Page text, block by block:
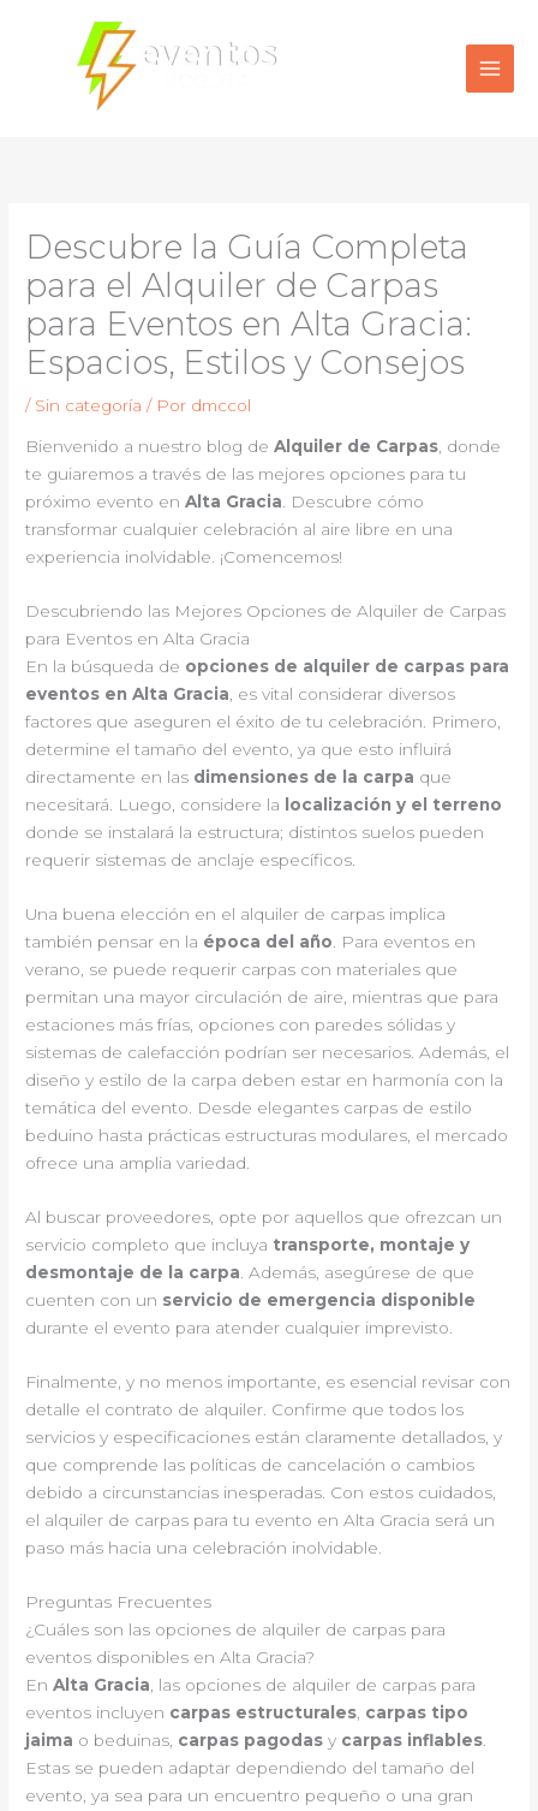
contenido
Descubre la Guía Completa
para el Alquiler de Carpas
para Eventos en Alta Gracia:
Espacios, Estilos y Consejos
/ Sin categoría / Por dmccol
Bienvenido a nuestro blog deAlquiler de Carpas, donde
te guiaremos a través de las mejores opciones para tu
próximo evento enAlta Gracia. Descubre cómo
transformar cualquier celebración al aire libre en una
experiencia inolvidable. ¡Comencemos!
Descubriendo las Mejores Opciones de Alquiler de Carpas
para Eventos en Alta Gracia
En la búsqueda de opciones de alquiler de carpas para
eventos en Alta Gracia , es vital considerar diversos
factores que aseguren el éxito de tu celebración. Primero,
determine el tamaño del evento, ya que esto influirá
directamente en las dimensiones de la carpa que
necesitará. Luego, considere la
localización y el terreno
donde se instalará la estructura; distintos suelos pueden
requerir sistemas de anclaje específicos.
Una buena elección en el alquiler de carpas implica
también pensar en la época del año . Para eventos en
verano, se puede requerir carpas con materiales que
permitan una mayor circulación de aire, mientras que para
estaciones más frías, opciones con paredes sólidas y
sistemas de calefacción podrían ser necesarios. Además, el
diseño y estilo de la carpa deben estar en harmonía con la
temática del evento. Desde elegantes carpas de estilo
beduino hasta prácticas estructuras modulares, el mercado
ofrece una amplia variedad.
Al buscar proveedores, opte por aquellos que ofrezcan un
servicio completo que incluya transporte, montaje y
desmontaje de la carpa . Además, asegúrese de que
cuenten con un servicio de emergencia disponible
durante el evento para atender cualquier imprevisto.
Finalmente, y no menos importante, es esencial revisar con
detalle el contrato de alquiler. Confirme que todos los
servicios y especificaciones están claramente detallados, y
que comprende las políticas de cancelación o cambios
debido a circunstancias inesperadas. Con estos cuidados,
el alquiler de carpas para tu evento en Alta Gracia será un
paso más hacia una celebración inolvidable.
Preguntas Frecuentes
¿Cuáles son las opciones de alquiler de carpas para
eventos disponibles en Alta Gracia?
EnAlta Gracia , las opciones de alquiler de carpas para
eventos incluyen carpas estructurales carpas tipo
jaima o beduinas, carpas pagodas y carpas inflables
Estas se pueden adaptar dependiendo del tamaño del
evento, ya sea para un encuentro pequeño o una gran